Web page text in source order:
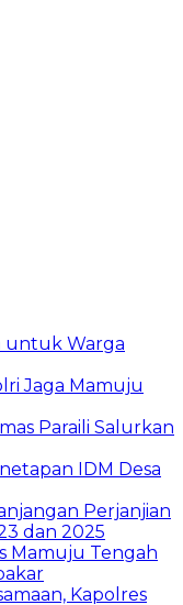
untuk Warga
Jaga Mamuju
Paraili Salurkan
IDM Desa
Perjanjian
dan 2025
Mamuju Tengah
Kapolres